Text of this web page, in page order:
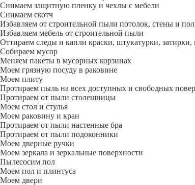
Снимаем защитную пленку и чехлы с мебели
Снимаем скотч
Избавляем от строительной пыли потолок, стены и пол
Избавляем мебель от строительной пыли
Оттираем следы и капли краски, штукатурки, затирки,
Собираем мусор
Меняем пакеты в мусорных корзинах
Моем грязную посуду в раковине
Моем плиту
Протираем пыль на всех доступных и свободных
Протираем от пыли столешницы
Моем стол и стулья
Моем раковину и кран
Протираем от пыли настенные бра
Протираем от пыли подоконники
Моем дверные ручки
Моем зеркала и зеркальные поверхности
Пылесосим пол
Моем пол и плинтуса
Моем двери